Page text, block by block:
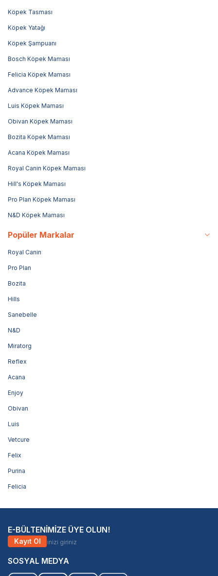
Köpek Tasması
Köpek Yatağı
Köpek Şampuanı
Bosch Köpek Maması
Felicia Köpek Maması
Advance Köpek Maması
Luis Köpek Maması
Obivan Köpek Maması
Bozita Köpek Maması
Acana Köpek Maması
Royal Canin Köpek Maması
Hill's Köpek Maması
Pro Plan Köpek Maması
N&D Köpek Maması
Popüler Markalar
Royal Canin
Pro Plan
Bozita
Hills
Sanebelle
N&D
Miratorg
Reflex
Acana
Enjoy
Obivan
Luis
Vetcure
Felix
Purina
Felicia
E-BÜLTENİMİZE ÜYE OLUN!
Kayıt Ol
SOSYAL MEDYA